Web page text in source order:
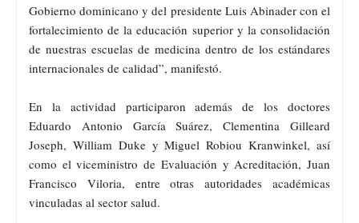
Gobierno dominicano y del presidente Luis Abinader con el
fortalecimiento de la educación superior y la consolidación
de nuestras escuelas de medicina dentro de los estándares
internacionales de calidad”, manifestó.
En la actividad participaron además de los doctores
Eduardo Antonio García Suárez, Clementina Gilleard
Joseph, William Duke y Miguel Robiou Kranwinkel, así
como el viceministro de Evaluación y Acreditación, Juan
Francisco Viloria, entre otras autoridades académicas
vinculadas al sector salud.